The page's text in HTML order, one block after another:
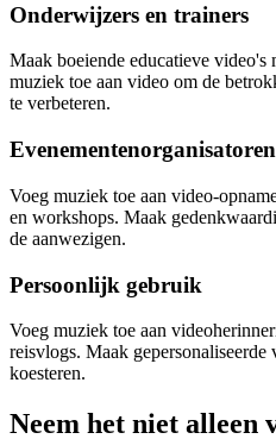
Onderwijzers en trainers
Maak boeiende educatieve video's
muziek toe aan video om de
te verbeteren.
Evenementenorganisatoren
Voeg muziek toe aan video-
en workshops. Maak
de aanwezigen.
Persoonlijk gebruik
Voeg muziek toe aan
reisvlogs. Maak
koesteren.
Neem het niet alleen